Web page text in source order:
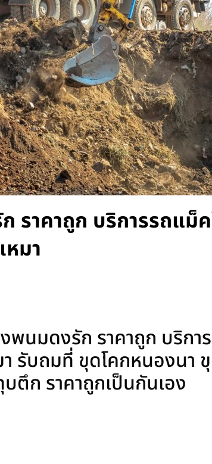
ราคาถูก บริการรถแม็ค
มา
พนมดงรัก ราคาถูก บริการ
รับถมที่ ขุดโคกหนองนา
ก ราคาถูกเป็นกันเอง